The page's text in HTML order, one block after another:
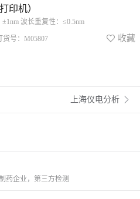
印机）
波长重复性：≤0.5nm
货号：M05807  收藏
上海仪电分析 
药企业，第三方检测